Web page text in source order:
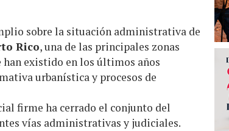
sobre la situación administrativa de
Rico, una de las principales zonas
existido en los últimos años
urbanística y procesos de
firme ha cerrado el conjunto del
vías administrativas y judiciales.